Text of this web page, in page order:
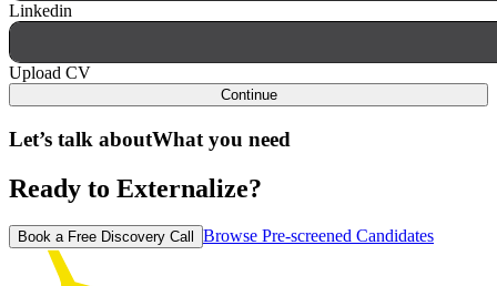
Linkedin
Upload CV
Continue
Let’s talk aboutWhat you need
Ready to Externalize?
Book a Free Discovery Call Browse Pre-screened Candidates